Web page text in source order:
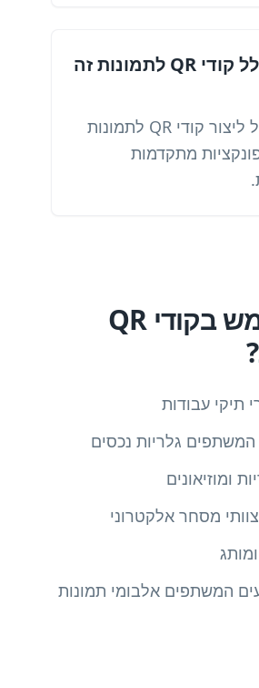
האם מחולל קודי QR לתמונות זה
כן. אתה יכול ליצור קודי QR לתמונות
מתקדמות
מי משתמש בקודי QR
תיקי עבודות
המשתפים גלריות נכסים
ומוזיאונים
מסחר אלקטרוני
המשתפים אלבומי תמונות